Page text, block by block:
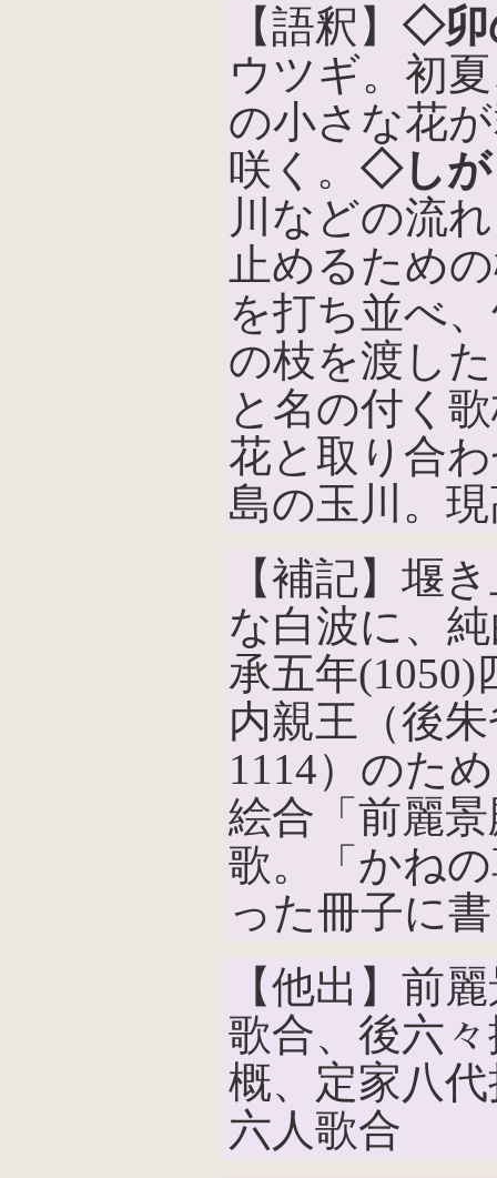
【語釈】 ◇卯
ウツギ。初
の小さな花
咲く。 ◇しが
川などの流
止めるため
を打ち並べ
の枝を渡し
と名の付く
花と取り合
島の玉川。
【補記】堰
な白波に、
承五年(1050)
内親王（後
1114）のた
絵合「前麗
歌。「かね
った冊子に
【他出】前
歌合、後六
概、定家八
六人歌合